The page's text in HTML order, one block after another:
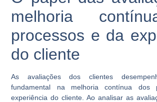
melhoria
processos e da
do cliente
As avaliações dos clientes
fundamental na melhoria contínua dos
experiência do cliente. Ao analisar as